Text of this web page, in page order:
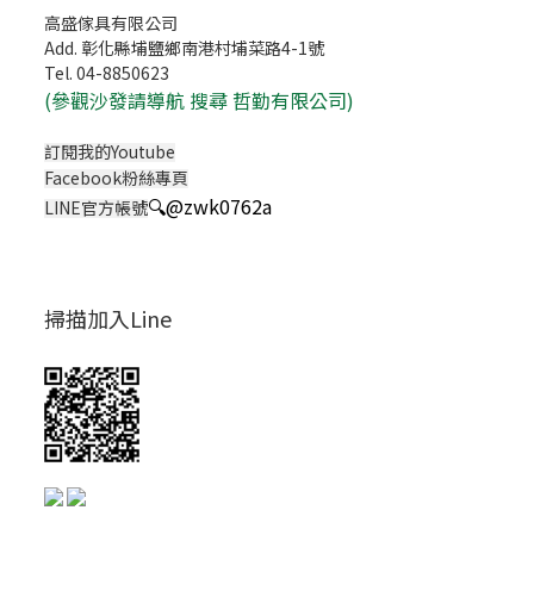
高盛傢具有限公司
Add. 彰化縣埔鹽鄉南港村埔菜路4-1號
Tel. 04-8850623
(參觀沙發請導航 搜尋 哲勤有限公司)
訂閱我的Youtube
Facebook粉絲專頁
LINE官方帳號🔍@zwk0762a
掃描加入Line